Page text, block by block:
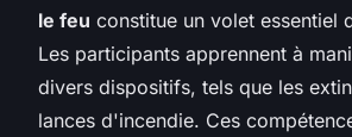
le feu constitue un volet essentiel
Les participants apprennent à
divers dispositifs, tels que les
lances d'incendie. Ces